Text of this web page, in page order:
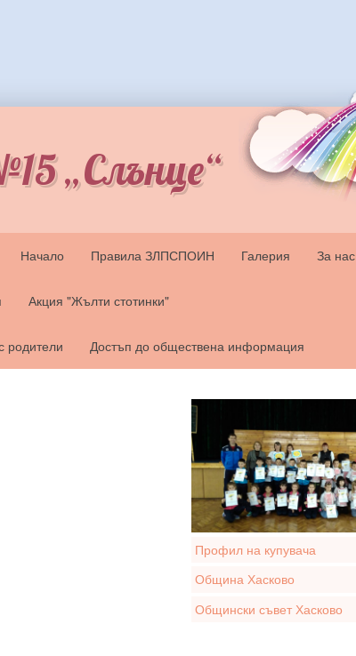
„Слънце“
Начало Правила ЗЛПСПОИН Галерия За нас
Акция "Жълти стотинки"
родители Достъп до обществена информация
Профил на купувача
Община Хасково
Общински съвет Хасково